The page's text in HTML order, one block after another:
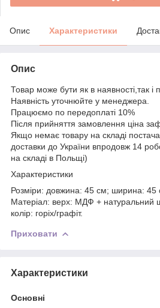
Опис Характеристики
Опис
Товар може бути як в наявності,так і
Наявність уточнюйте у менеджера.
Працюємо по передоплаті 10%
Після прийняття замовлення ціна
Якщо немає товару на складі
доставки до України впродовж 14
на складі в Польщі)
Характеристики
Розміри: довжина: 45 см; ширина: 45
Матеріал: верх: МДФ + натуральний
колір: горіх/графіт.
Приховати
Характеристики
Основні